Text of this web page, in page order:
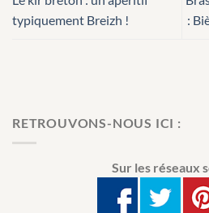
typiquement Breizh !
:
RETROUVONS-NOUS ICI :
Sur les réseaux